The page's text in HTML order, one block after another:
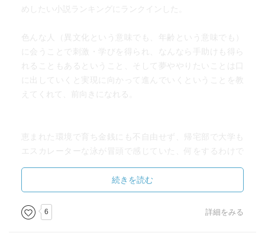
めしたい小説ランキングにランクインした。
色んな人（異文化という意味でも、年齢という意味でも）
に会うことで刺激・学びを得られ、なんなら手助けも得ら
れることもあるということ、そして夢ややりたいことは口
に出していくと実現に向かって進んでいくということを教
えてくれて、前向きになれる。
恵まれた環境で育ち金銭にも不自由せず、帰宅部で大学も
エスカレーターな泳が冒頭で感じていた、何をするわけで
もなさそうに日々働く大人に対する感情とか、親という存
在をめんどくさいと思う気持ちとか、それでも何かやりた
いという想いを秘めているところとか、自分の高校生時代
と被りすぎて（みんなそうなのかもしれないが）、そうだ
続きを読む
6 詳細をみる